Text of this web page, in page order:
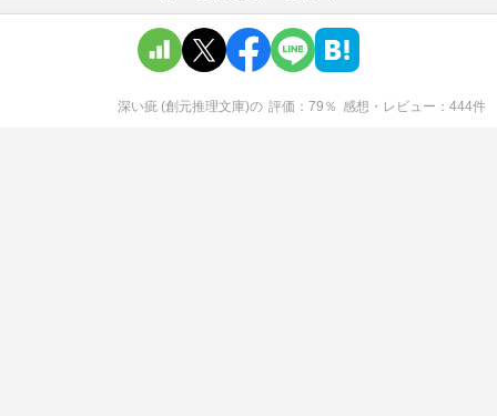
深い疵 (創元推理文庫)の 評価 79 ％ 感想・レビュー 444件